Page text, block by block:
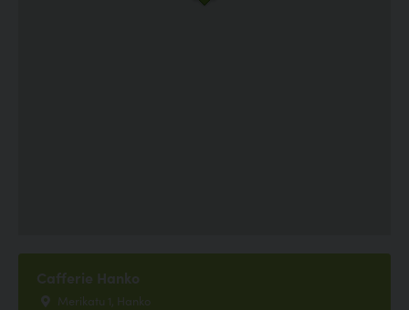
Cafferie Hanko
Merikatu 1, Hanko